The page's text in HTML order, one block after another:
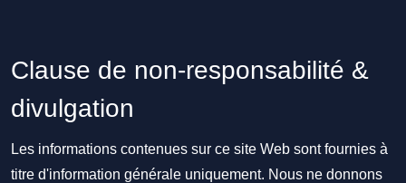
Clause de non-responsabilité &
divulgation
Les informations contenues sur ce site Web sont fournies à
titre d'information générale uniquement. Nous ne donnons